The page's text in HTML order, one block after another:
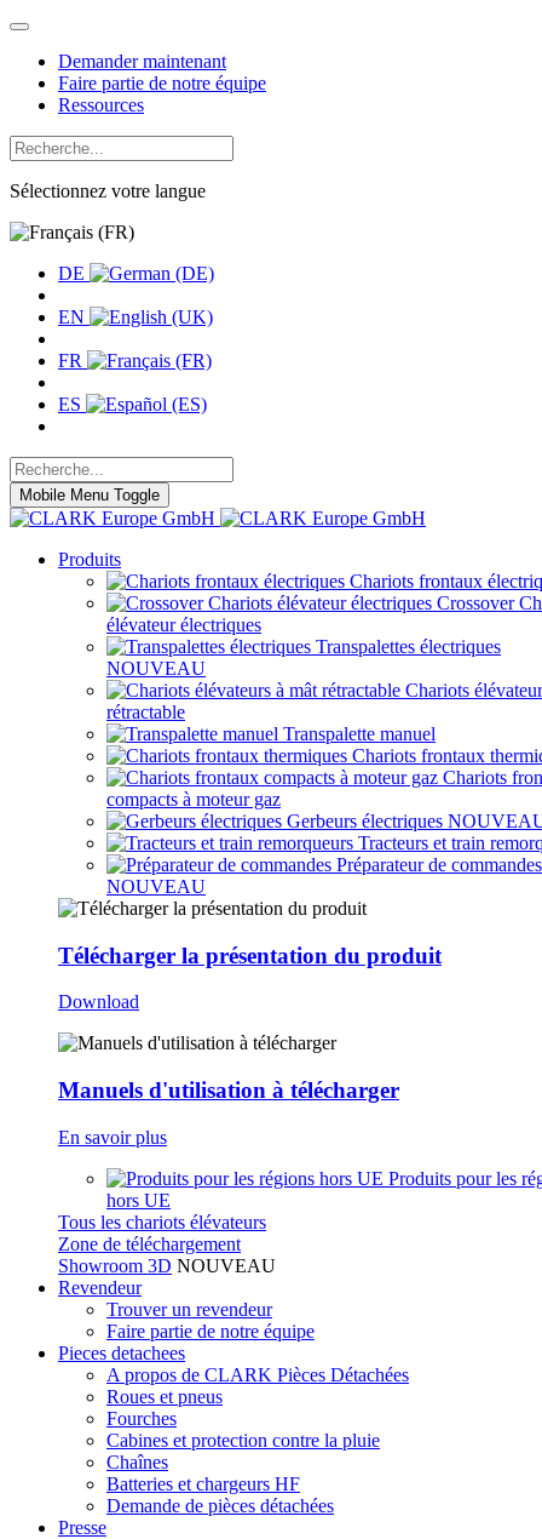
Demander maintenant
Faire partie de notre équipe
Ressources
Sélectionnez votre langue
DE
EN
FR
ES
Mobile Menu Toggle
Produits
Chariots frontaux
Crossover
élévateur électriques
Transpalettes électriques
NOUVEAU
Chariots
rétractable
Transpalette manuel
Chariots frontaux
Chariots
compacts à moteur gaz
Gerbeurs électriques
Tracteurs et train
Préparateur de commandes
NOUVEAU
Télécharger la présentation du produit
Download
Manuels d'utilisation à télécharger
En savoir plus
Produits pour les
hors UE
Tous les chariots élévateurs
Zone de téléchargement
Showroom 3D NOUVEAU
Revendeur
Trouver un revendeur
Faire partie de notre équipe
Pieces detachees
A propos de CLARK Pièces Détachées
Roues et pneus
Fourches
Cabines et protection contre la pluie
Chaînes
Batteries et chargeurs HF
Demande de pièces détachées
Presse